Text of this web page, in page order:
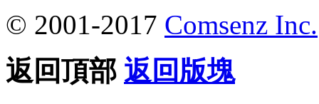
© 2001-2017 Comsenz Inc.
返回頂部 返回版塊